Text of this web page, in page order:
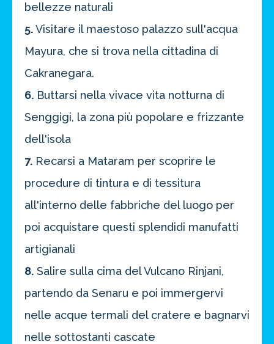
bellezze naturali
5.Visitare il maestoso palazzo sull'acqua
Mayura, che si trova nella cittadina di
Cakranegara.
6. Buttarsi nella vivace vita notturna di
Senggigi, la zona più popolare e frizzante
dell'isola
7. Recarsi a Mataram per scoprire le
procedure di tintura e di tessitura
all'interno delle fabbriche del luogo per
poi acquistare questi splendidi manufatti
artigianali
8. Salire sulla cima del Vulcano Rinjani,
partendo da Senaru e poi immergervi
nelle acque termali del cratere e bagnarvi
nelle sottostanti cascate